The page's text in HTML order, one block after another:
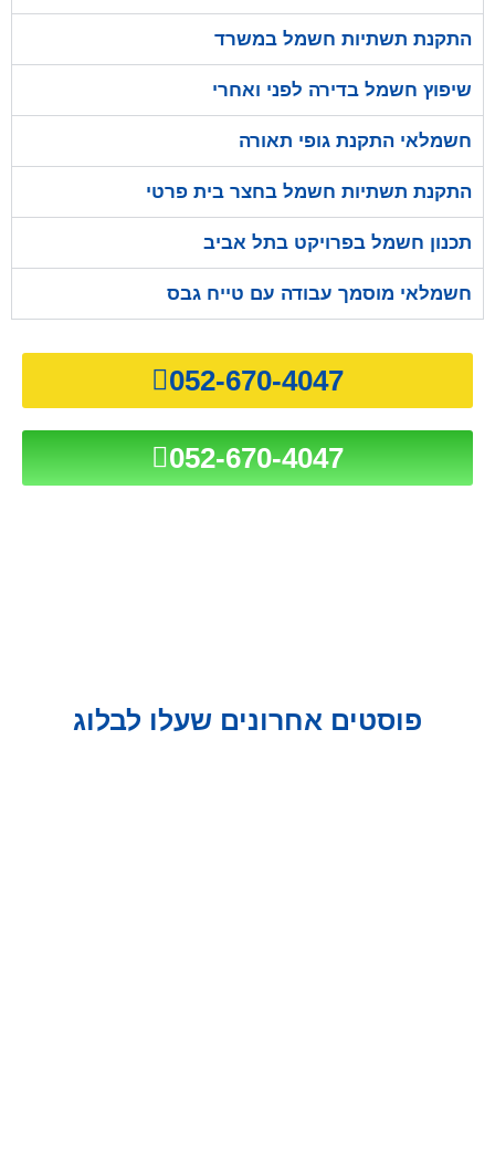
התקנת תשתיות חשמל במשרד
שיפוץ חשמל בדירה לפני ואחרי
חשמלאי התקנת גופי תאורה
התקנת תשתיות חשמל בחצר בית פרטי
תכנון חשמל בפרויקט בתל אביב
חשמלאי מוסמך עבודה עם טייח גבס
052-670-4047
052-670-4047
פוסטים אחרונים שעלו לבלוג